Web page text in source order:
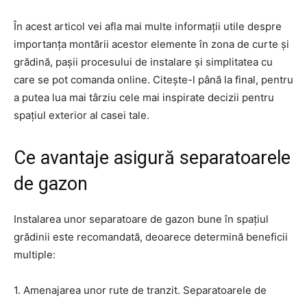
În acest articol vei afla mai multe informații utile despre
importanța montării acestor elemente în zona de curte și
grădină, pașii procesului de instalare și simplitatea cu
care se pot comanda online. Citește-l până la final, pentru
a putea lua mai târziu cele mai inspirate decizii pentru
spațiul exterior al casei tale.
Ce avantaje asigură separatoarele
de gazon
Instalarea unor separatoare de gazon bune în spațiul
grădinii este recomandată, deoarece determină beneficii
multiple:
1. Amenajarea unor rute de tranzit. Separatoarele de